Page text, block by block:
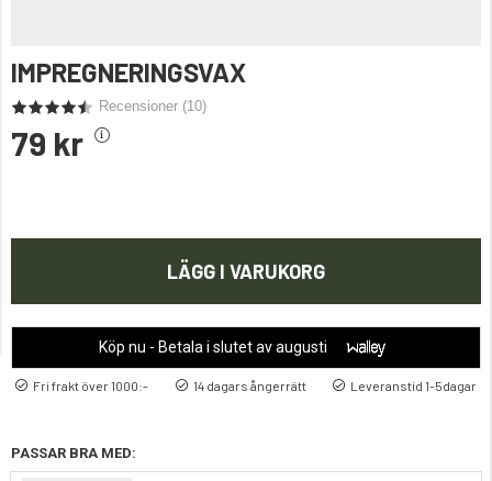
IMPREGNERINGSVAX
Recensioner (10)
79 kr
LÄGG I VARUKORG
Köp nu - Betala i slutet av augusti
Fri frakt över 1000:- 14 dagars ångerrätt Leveranstid 1-5dagar
PASSAR BRA MED: